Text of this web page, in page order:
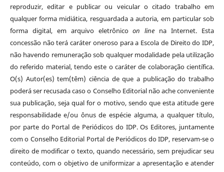
reproduzir, editar e publicar ou veicular o citado trabalho em
qualquer forma midiática, resguardada a autoria, em particular sob
forma digital, em arquivo eletrônicoon line na Internet. Esta
concessão não terá caráter oneroso para a Escola de Direito do IDP,
não havendo remuneração sob qualquer modalidade pela utilização
do referido material, tendo este o caráter de colaboração científica.
O(s) Autor(es) tem(têm) ciência de que a publicação do trabalho
poderá ser recusada caso o Conselho Editorial não ache conveniente
sua publicação, seja qual for o motivo, sendo que esta atitude gere
responsabilidade e/ou ônus de espécie alguma, a qualquer título,
por parte do Portal de Periódicos do IDP. Os Editores, juntamente
com o Conselho Editorial Portal de Periódicos do IDP, reservam-se o
direito de modificar o texto, quando necessário, sem prejudicar seu
conteúdo, com o objetivo de uniformizar a apresentação e atender